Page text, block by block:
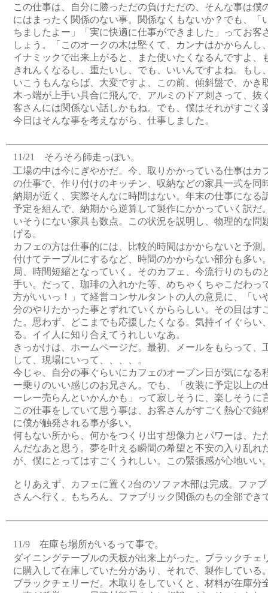
この仕事は、自分に勝っただの負けただの、そんな事は僕
にはまったく関係のない事。関係なくもないか？でも、「
ちましたよー」「実に快適に仕事ができました」ってお客
しょう。「このオークの木は堅くて、カンナはかからんし
イナミックで出来上がると、また使いたくなるんですよ、
きれんくなるし、重たいし、でも、いいんですよね。もし
いこうもんならば、大変ですよ、この前、傾斜盤で、かき
木っ端が上手い具合に飛んで、アルミのドア刺さって、抜
客さんには関係ない話しかもね。でも、僕はそれがすごく
今日はそんな事を考えながら、仕事しました。
11/21 そろそろ師走っぽい。
工場の中は今にぎやかだ。今、取りかかっている仕事はカ
の仕事で、作り付けのキッチン、収納などの家具一式を同
納期が近く、実際そんなに時間はない。年末の仕事になる
予定を組んで、納期から逆算して製作にかかっていく訳だ
いそうにない家具も数点。この状況を説明し、物理的な問
げる。
カフェの方は仕事的には、比較的時間はかからないと予測
付けてテーブルにするなど、時間のかからない部分も多い
局、時間短縮となっていく。そのカフェ、今流行りのもの
手い。だって、珈琲の入れかた等、めちゃくちゃこだわっ
方がいいっ！」て経営コンサルタントの人の意見に、「い
分のやりたかった事とずれていくかららしい。その目はす
た。思わず、どこまでも応援したくなる。気持イイぐらい
る。イイ人に知り合えてうれしいなあ。
きっかけは、ホームページだ。最初、メールをもらって、
して、現場にいって、、、、。
今じゃ、自分の事ぐらいにカフェのオープン日が気になる
ー乗りのいい感じのお兄さん。でも、「改装に予定以上の
ーレー売らんといかんかも」って寂しそうに、楽しそうに
この仕事をしていて思う事は、お客さんがすごく熱心で純
に僕が触発される事が多い。
何もない所から、何かをつくり出す想像力とパワーは、た
んだなあと思う。夢を叶える瞬間の希望と不安の入り乱れ
が、僕にとってはすごくうれしい。この緊張感が心地いい
とりあえず、カフェに置く2台のソファ木部は完成。ファ
さんへ行く。もちろん、ファブリック関係のもの全部でき
11/9 在庫も場所がいるって事で。
ダイニングテーブルの天板が出来上がった。ブラックチェ
に購入して在庫していた分があり、それで、製作している
ブラックチェリーだ。木取りをしていくと、材料が在庫分